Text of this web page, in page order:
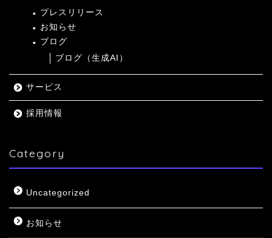
プレスリリース
お知らせ
ブログ
ブログ（生成AI）
サービス
採用情報
Category
Uncategorized
お知らせ